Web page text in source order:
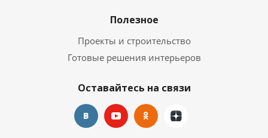
Полезное
Проекты и строительство
Готовые решения интерьеров
Оставайтесь на связи